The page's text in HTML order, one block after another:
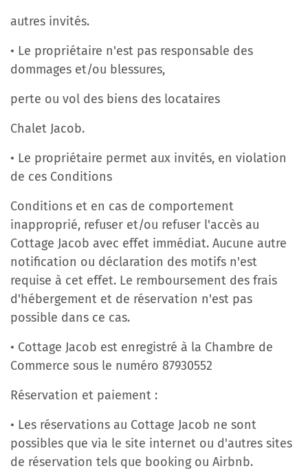
autres invités.
• Le propriétaire n'est pas responsable des
dommages et/ou blessures,
perte ou vol des biens des locataires
Chalet Jacob.
• Le propriétaire permet aux invités, en violation
de ces Conditions
Conditions et en cas de comportement
inapproprié, refuser et/ou refuser l'accès au
Cottage Jacob avec effet immédiat. Aucune autre
notification ou déclaration des motifs n'est
requise à cet effet. Le remboursement des frais
d'hébergement et de réservation n'est pas
possible dans ce cas.
• Cottage Jacob est enregistré à la Chambre de
Commerce sous le numéro 87930552
Réservation et paiement :
• Les réservations au Cottage Jacob ne sont
possibles que via le site internet ou d'autres sites
de réservation tels que booking ou Airbnb.